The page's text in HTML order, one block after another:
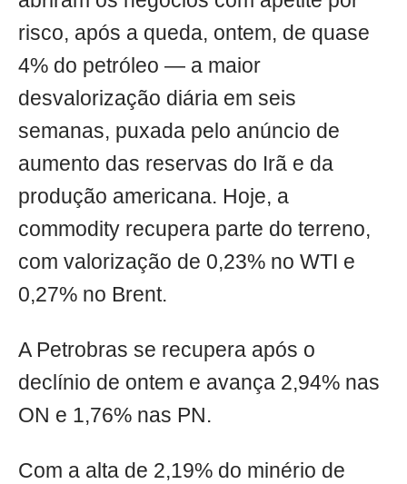
risco, após a queda, ontem, de quase
4% do petróleo — a maior
desvalorização diária em seis
semanas, puxada pelo anúncio de
aumento das reservas do Irã e da
produção americana. Hoje, a
commodity recupera parte do terreno,
com valorização de 0,23% no WTI e
0,27% no Brent.
A Petrobras se recupera após o
declínio de ontem e avança 2,94% nas
ON e 1,76% nas PN.
Com a alta de 2,19% do minério de